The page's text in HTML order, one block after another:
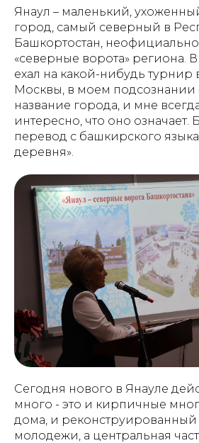
Янаул – маленький,
город, самый северный в
Башкортостан,
«северные ворота» региона. В
ехал на какой-нибудь турнир
Москвы, в моем подсознании
название города, и мне
интересно, что оно означает.
перевод с башкирского
деревня».
Сегодня нового в Янауле
много - это и кирпичные
дома, и
молодежи, а центральная